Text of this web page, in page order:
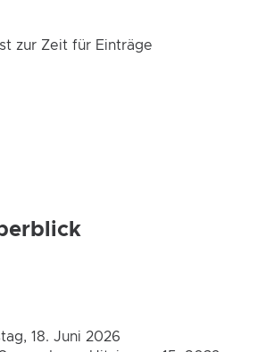
zur Zeit für Einträge
18. Juni 2026